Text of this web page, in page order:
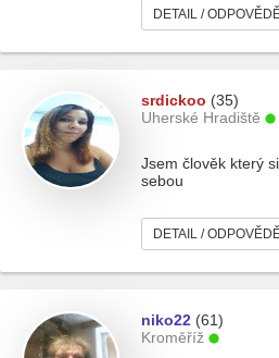
DETAIL /
srdickoo (35)
Uherské Hradiště
Jsem člověk který
sebou
DETAIL /
niko22 (61)
Kroměříž